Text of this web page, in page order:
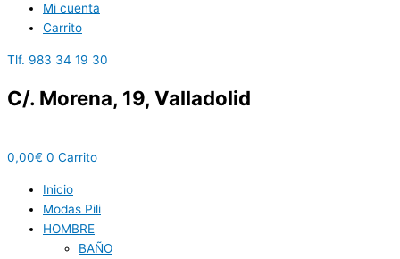
Mi cuenta
Carrito
Tlf. 983 34 19 30
C/. Morena, 19, Valladolid
0,00€ 0 Carrito
Inicio
Modas Pili
HOMBRE
BAÑO